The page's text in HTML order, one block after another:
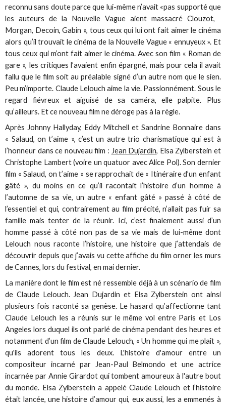
reconnu sans doute parce que lui-même n’avait «pas supporté que
les auteurs de la Nouvelle Vague aient massacré Clouzot,
Morgan, Decoin, Gabin », tous ceux qui lui ont fait aimer le cinéma
alors qu’il trouvait le cinéma de la Nouvelle Vague « ennuyeux ». Et
tous ceux qui m’ont fait aimer le cinéma. Avec son film « Roman de
gare », les critiques l’avaient enfin épargné, mais pour cela il avait
fallu que le film soit au préalable signé d’un autre nom que le sien.
Peu m’importe. Claude Lelouch aime la vie. Passionnément. Sous le
regard fiévreux et aiguisé de sa caméra, elle palpite. Plus
qu’ailleurs. Et ce nouveau film ne déroge pas à la règle.
Après Johnny Hallyday, Eddy Mitchell et Sandrine Bonnaire dans
« Salaud, on t’aime », c’est un autre trio charismatique qui est à
l’honneur dans ce nouveau film : Jean Dujardin, Elsa Zylberstein et
Christophe Lambert (voire un quatuor avec Alice Pol). Son dernier
film « Salaud, on t’aime » se rapprochait de « Itinéraire d’un enfant
gâté », du moins en ce qu’il racontait l’histoire d’un homme à
l’automne de sa vie, un autre « enfant gâté » passé à côté de
l’essentiel et qui, contrairement au film précité, n’allait pas fuir sa
famille mais tenter de la réunir. Ici, c’est finalement aussi d’un
homme passé à côté non pas de sa vie mais de lui-même dont
Lelouch nous raconte l’histoire, une histoire que j’attendais de
découvrir depuis que j’avais vu cette affiche du film orner les murs
de Cannes, lors du festival, en mai dernier.
La manière dont le film est né ressemble déjà à un scénario de film
de Claude Lelouch. Jean Dujardin et Elsa Zylberstein ont ainsi
plusieurs fois raconté sa genèse. Le hasard qu’affectionne tant
Claude Lelouch les a réunis sur le même vol entre Paris et Los
Angeles lors duquel ils ont parlé de cinéma pendant des heures et
notamment d’un film de Claude Lelouch, « Un homme qui me plaît »,
qu'ils adorent tous les deux. L'histoire d'amour entre un
compositeur incarné par Jean-Paul Belmondo et une actrice
incarnée par Annie Girardot qui tombent amoureux à l'autre bout
du monde. Elsa Zylberstein a appelé Claude Lelouch et l’histoire
était lancée, une histoire d’amour qui, eux aussi, les a emmenés à